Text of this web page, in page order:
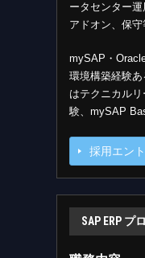
ータセンター
アドオン、保
mySAP・
環境構築経験
はテクニカル
験、mySAP
採用エン
SAP ERP